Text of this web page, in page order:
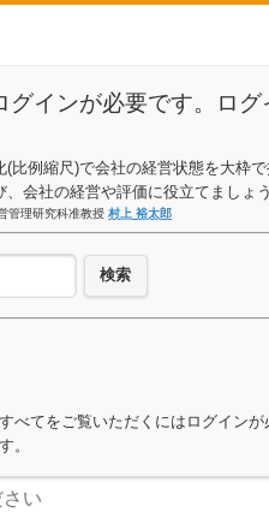
インが必要です。ロ
比例縮尺)で会社の経営状態を大枠で
会社の経営や評価に役立てましょう
管理研究科准教授村上 裕太郎
検索
べてをご覧いただくにはログインが
。